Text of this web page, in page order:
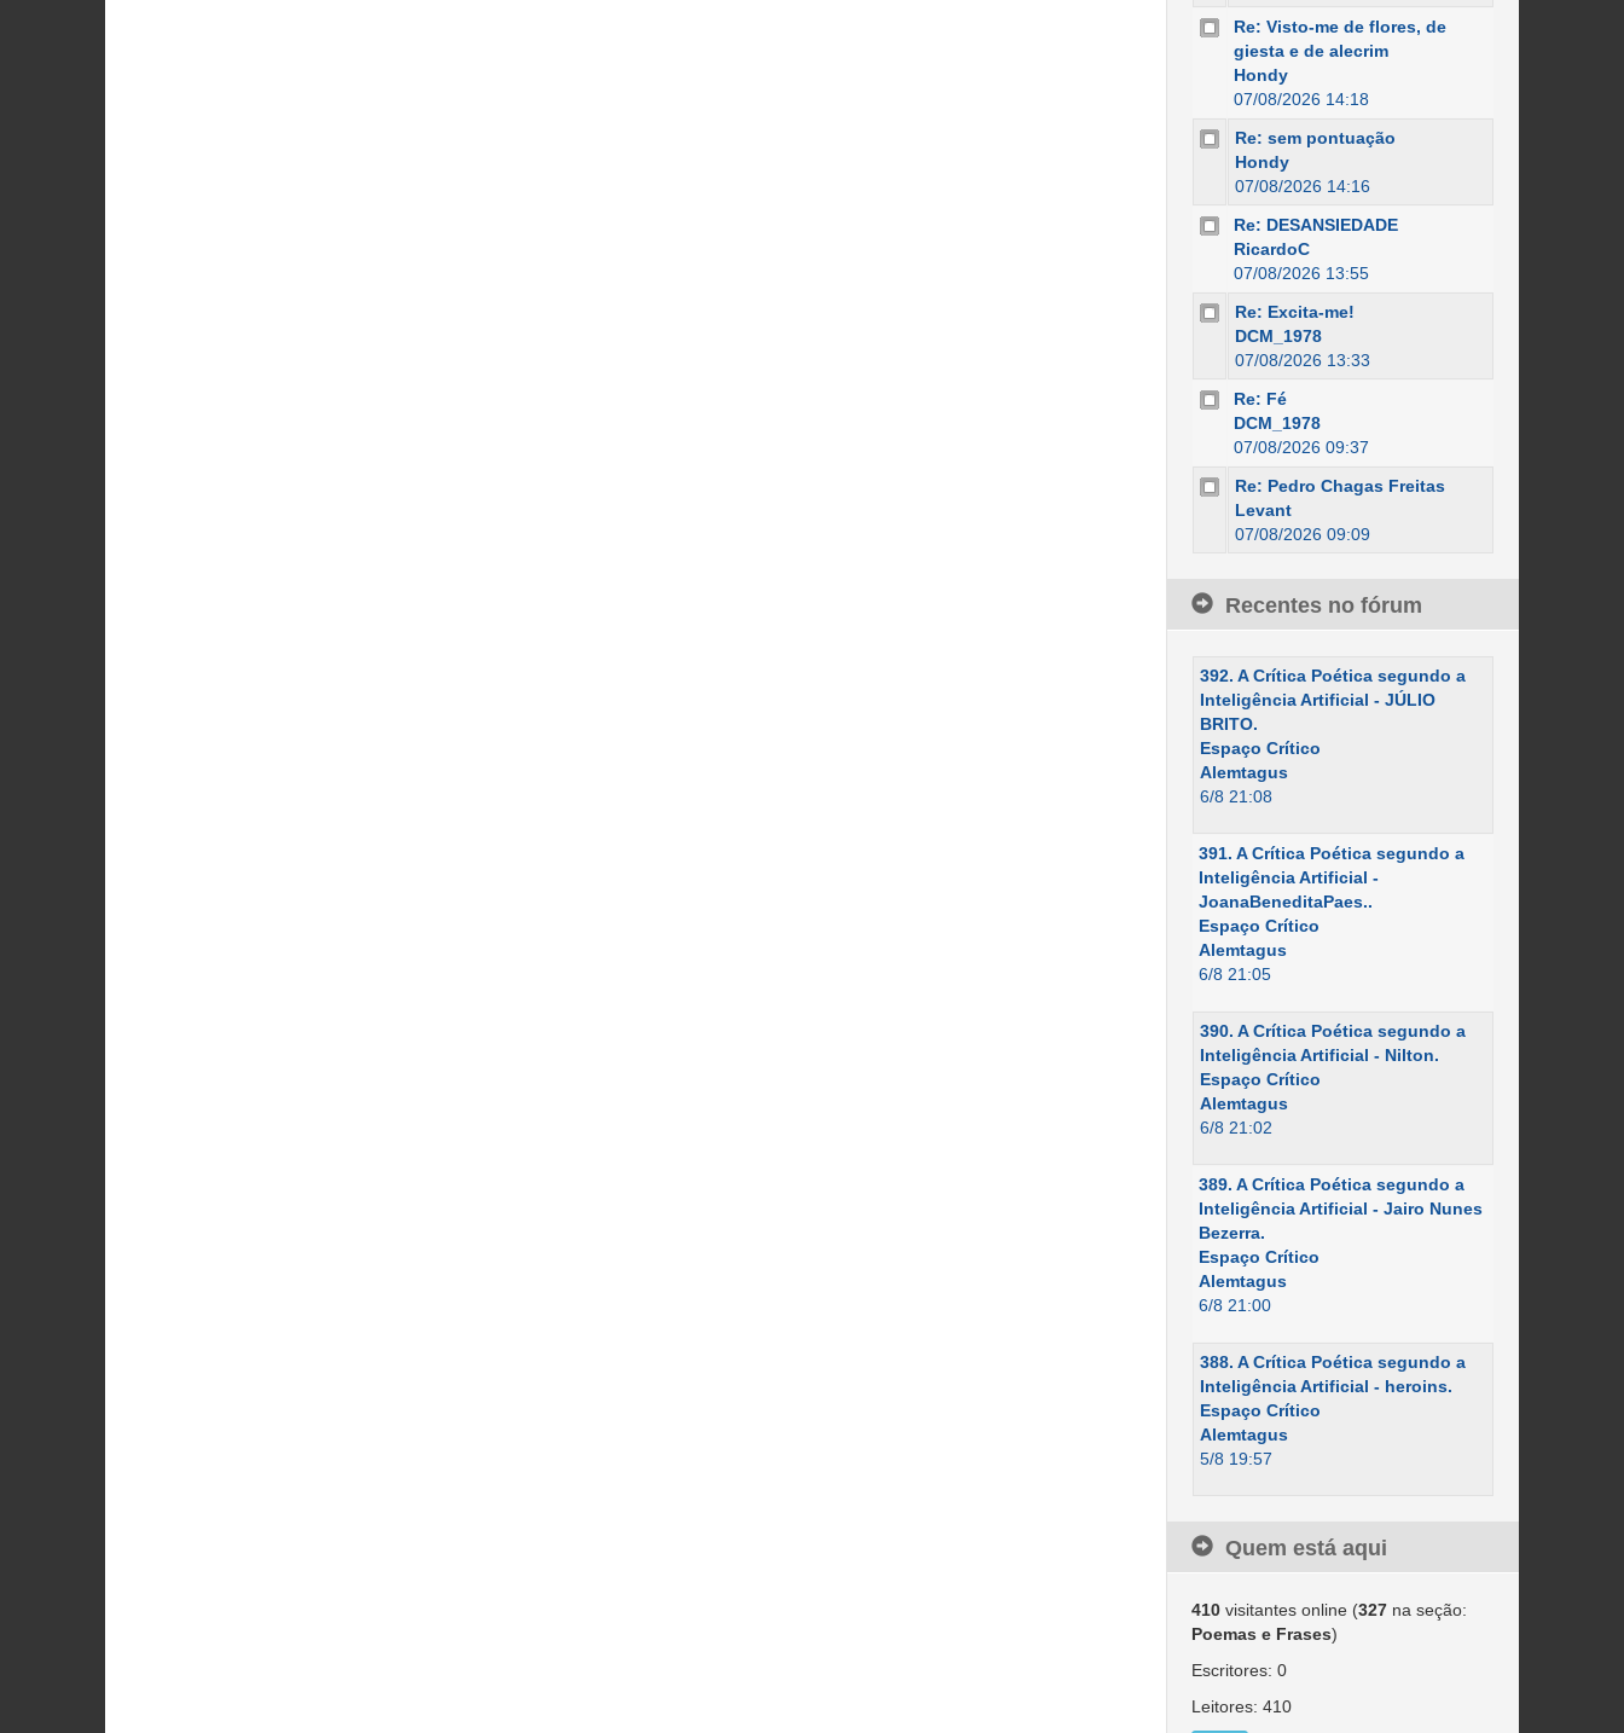
Re: Visto-me de flores, de
giesta e de alecrim
Hondy
07/08/2026 14:18
Re: sem pontuação
Hondy
07/08/2026 14:16
Re: DESANSIEDADE
RicardoC
07/08/2026 13:55
Re: Excita-me!
DCM_1978
07/08/2026 13:33
Re: Fé
DCM_1978
07/08/2026 09:37
Re: Pedro Chagas Freitas
Levant
07/08/2026 09:09
Recentes no fórum
392. A Crítica Poética segundo a
Inteligência Artificial - JÚLIO
BRITO.
Espaço Crítico
Alemtagus
6/8 21:08
391. A Crítica Poética segundo a
Inteligência Artificial -
JoanaBeneditaPaes..
Espaço Crítico
Alemtagus
6/8 21:05
390. A Crítica Poética segundo a
Inteligência Artificial - Nilton.
Espaço Crítico
Alemtagus
6/8 21:02
389. A Crítica Poética segundo a
Inteligência Artificial - Jairo Nunes
Bezerra.
Espaço Crítico
Alemtagus
6/8 21:00
388. A Crítica Poética segundo a
Inteligência Artificial - heroins.
Espaço Crítico
Alemtagus
5/8 19:57
Quem está aqui
410visitantes online (327na seção:
Poemas e Frases)
Escritores: 0
Leitores: 410